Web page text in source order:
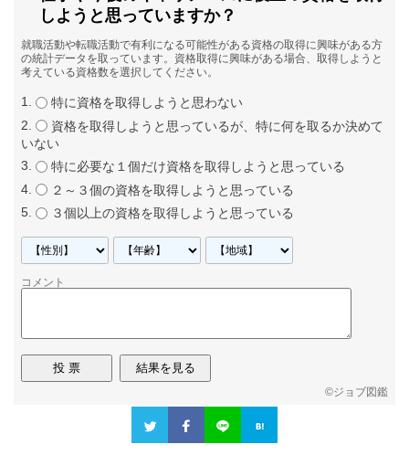
しようと思っていますか？
就職活動や転職活動で有利になる可能性がある資格の取得に興味がある方
の統計データを取っています。資格取得に興味がある場合、取得しようと
考えている資格数を選択してください。
特に資格を取得しようと思わない
資格を取得しようと思っているが、特に何を取るか決めて
いない
特に必要な１個だけ資格を取得しようと思っている
２～３個の資格を取得しようと思っている
３個以上の資格を取得しようと思っている
コメント
©ジョブ図鑑